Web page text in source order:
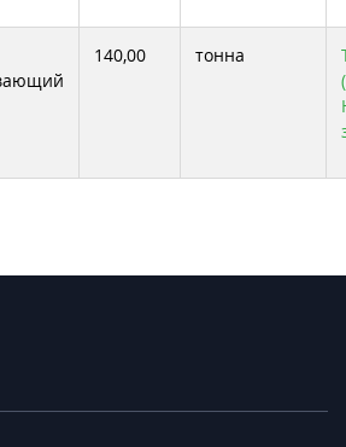
140,00 тонна